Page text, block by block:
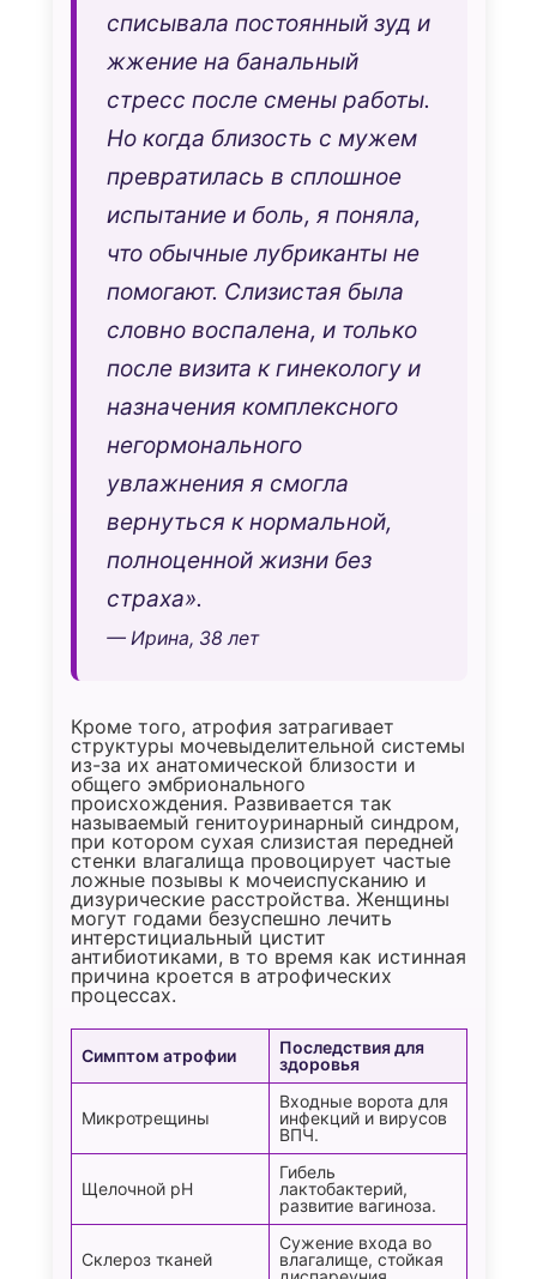
списывала постоянный зуд и
жжение на банальный
стресс после смены работы.
Но когда близость с мужем
превратилась в сплошное
испытание и боль, я поняла,
что обычные лубриканты не
помогают. Слизистая была
словно воспалена, и только
после визита к гинекологу и
назначения комплексного
негормонального
увлажнения я смогла
вернуться к нормальной,
полноценной жизни без
страха».
— Ирина, 38 лет
Кроме того, атрофия затрагивает
структуры мочевыделительной системы
из-за их анатомической близости и
общего эмбрионального
происхождения. Развивается так
называемый генитоуринарный синдром,
при котором сухая слизистая передней
стенки влагалища провоцирует частые
ложные позывы к мочеиспусканию и
дизурические расстройства. Женщины
могут годами безуспешно лечить
интерстициальный цистит
антибиотиками, в то время как истинная
причина кроется в атрофических
процессах.
Симптом атрофии
Последствия для
здоровья
Микротрещины
Входные ворота для
инфекций и вирусов
ВПЧ.
Щелочной pH
Гибель
лактобактерий,
развитие вагиноза.
Склероз тканей
Сужение входа во
влагалище, стойкая